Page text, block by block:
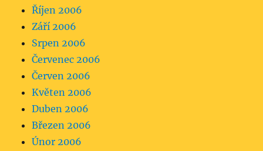
Říjen 2006
Září 2006
Srpen 2006
Červenec 2006
Červen 2006
Květen 2006
Duben 2006
Březen 2006
Únor 2006